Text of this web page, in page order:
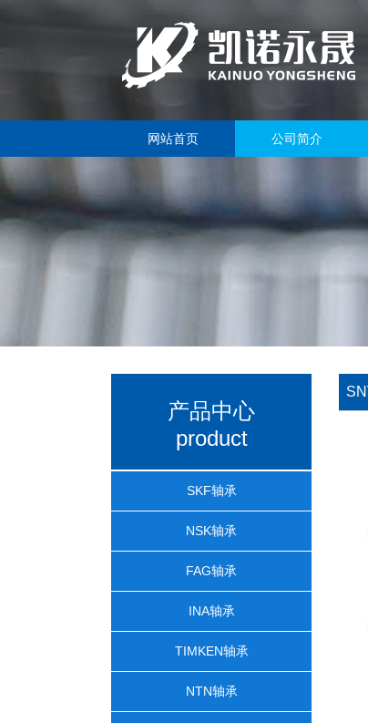
网站首页 公司简介
产品中心
product
SKF轴承
NSK轴承
FAG轴承
INA轴承
TIMKEN轴承
NTN轴承